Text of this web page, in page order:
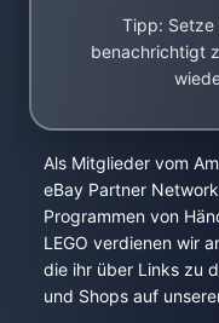
Tipp: Setze
benachrichtigt
Als Mitglieder vom
eBay Partner
Programmen von
LEGO verdienen wir
die ihr über Links zu
und Shops auf